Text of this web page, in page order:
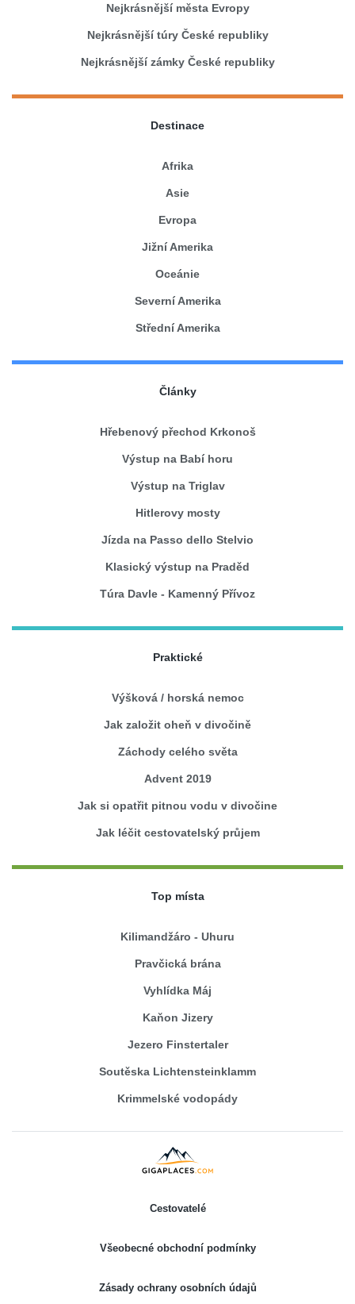
Nejkrásnější města Evropy
Nejkrásnější túry České republiky
Nejkrásnější zámky České republiky
Destinace
Afrika
Asie
Evropa
Jižní Amerika
Oceánie
Severní Amerika
Střední Amerika
Články
Hřebenový přechod Krkonoš
Výstup na Babí horu
Výstup na Triglav
Hitlerovy mosty
Jízda na Passo dello Stelvio
Klasický výstup na Praděd
Túra Davle - Kamenný Přívoz
Praktické
Výšková / horská nemoc
Jak založit oheň v divočině
Záchody celého světa
Advent 2019
Jak si opatřit pitnou vodu v divočine
Jak léčit cestovatelský průjem
Top místa
Kilimandžáro - Uhuru
Pravčická brána
Vyhlídka Máj
Kaňon Jizery
Jezero Finstertaler
Soutěska Lichtensteinklamm
Krimmelské vodopády
Cestovatelé
Všeobecné obchodní podmínky
Zásady ochrany osobních údajů